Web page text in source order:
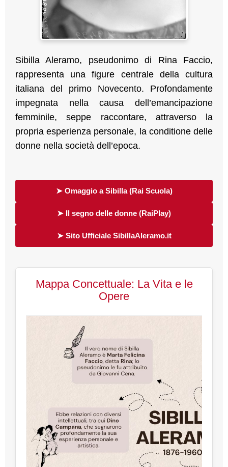
Sibilla Aleramo, pseudonimo di Rina Faccio,
rappresenta una figure centrale della cultura
italiana del primo Novecento. Profondamente
impegnata nella causa dell’emancipazione
femminile, seppe raccontare, attraverso la
propria esperienza personale, la conditione delle
donne nella società dell’epoca.
➤ Omaggio a Sibilla (Rai Scuola)
➤ Il segno delle donne (RaiPlay)
➤ Sito Ufficiale SibillaAleramo.it
Mappa Concettuale: La Vita e le
Opere